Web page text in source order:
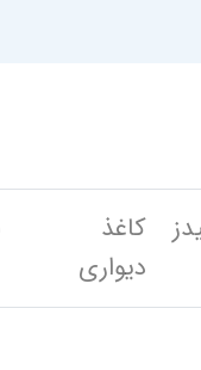
کاغذ
دیواری